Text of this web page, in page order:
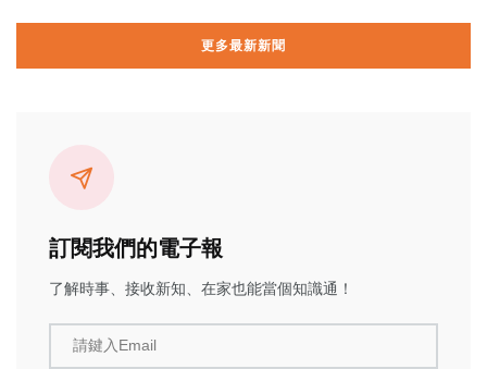
更多最新新聞
訂閱我們的電子報
了解時事、接收新知、在家也能當個知識通！
請鍵入Email